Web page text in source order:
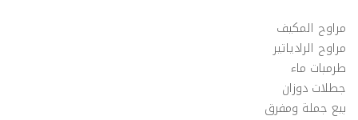
مراوح المكيف
مراوح الرادياتير
طرمبات ماء
جطلات دوزان
بيع جملة ومفرق